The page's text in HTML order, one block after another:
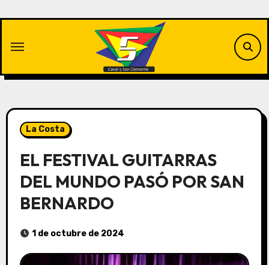
contenido
La Costa
EL FESTIVAL GUITARRAS
DEL MUNDO PASÓ POR SAN
BERNARDO
1 de octubre de 2024